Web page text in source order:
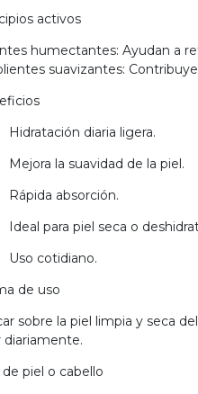
activos
humectantes: Ayudan a
suavizantes:
Hidratación diaria ligera.
Mejora la suavidad de la piel.
Rápida absorción.
Ideal para piel seca o
Uso cotidiano.
de uso
sobre la piel limpia y seca
diariamente.
de piel o cabello